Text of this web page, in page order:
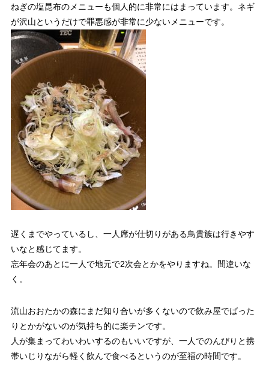
ねぎの塩昆布のメニューも個人的に非常にはまっています。ネギ
が沢山というだけで罪悪感が非常に少ないメニューです。
遅くまでやっているし、一人席が仕切りがある鳥貴族は行きやす
いなと感じてます。
忘年会のあとに一人で地元で2次会とかをやりますね。間違いな
く。
流山おおたかの森にまだ知り合いが多くないので飲み屋でばった
りとかがないのが気持ち的に楽チンです。
人が集まってわいわいするのもいいですが、一人でのんびりと携
帯いじりながら軽く飲んで食べるというのが至福の時間です。